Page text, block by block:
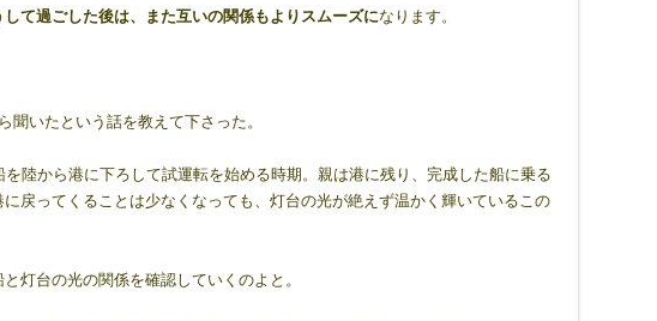
て過ごした後は、また互いの関係もよりスムーズになります。
いたという話を教えて下さった。
陸から港に下ろして試運転を始める時期。親は港に残り、完成した船に乗る
戻ってくることは少なくなっても、灯台の光が絶えず温かく輝いているこの
灯台の光の関係を確認していくのよと。